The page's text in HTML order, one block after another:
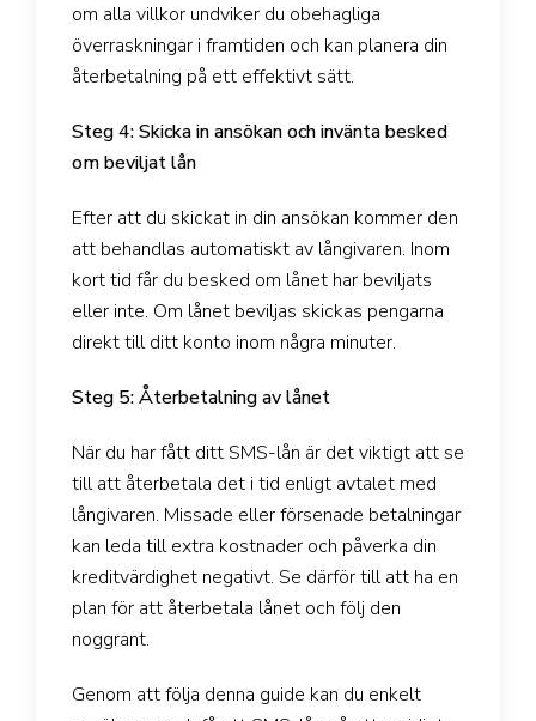
om alla villkor undviker du obehagliga
överraskningar i framtiden och kan planera din
återbetalning på ett effektivt sätt.
Steg 4: Skicka in ansökan och invänta besked
om beviljat lån
Efter att du skickat in din ansökan kommer den
att behandlas automatiskt av långivaren. Inom
kort tid får du besked om lånet har beviljats
eller inte. Om lånet beviljas skickas pengarna
direkt till ditt konto inom några minuter.
Steg 5: Återbetalning av lånet
När du har fått ditt SMS-lån är det viktigt att se
till att återbetala det i tid enligt avtalet med
långivaren. Missade eller försenade betalningar
kan leda till extra kostnader och påverka din
kreditvärdighet negativt. Se därför till att ha en
plan för att återbetala lånet och följ den
noggrant.
Genom att följa denna guide kan du enkelt